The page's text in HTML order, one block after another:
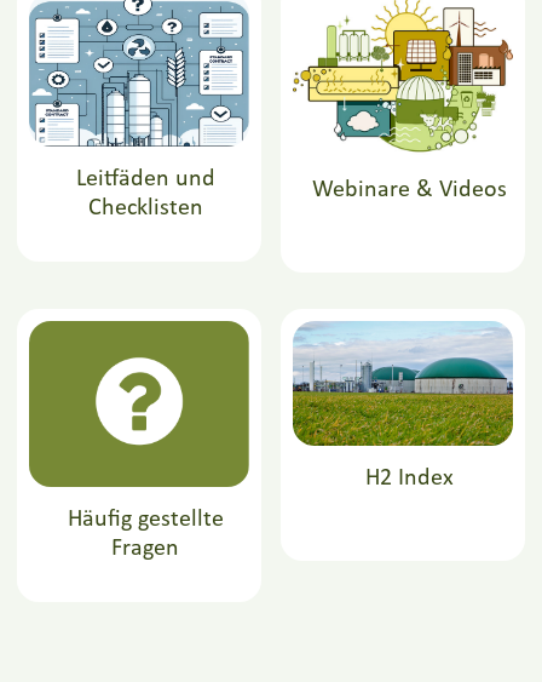
Leitfäden und
Checklisten
Webinare & Videos
Häufig gestellte
Fragen
H2 Index